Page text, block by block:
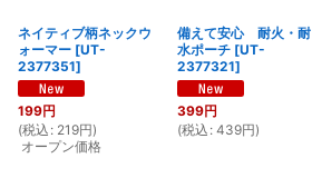
ネイティブ柄ネックウ
ォーマー [UT-
2377351]
199円
(税込 : 219円)
オープン価格
備えて安心 耐火・耐
水ポーチ [UT-
2377321]
399円
(税込 : 439円)